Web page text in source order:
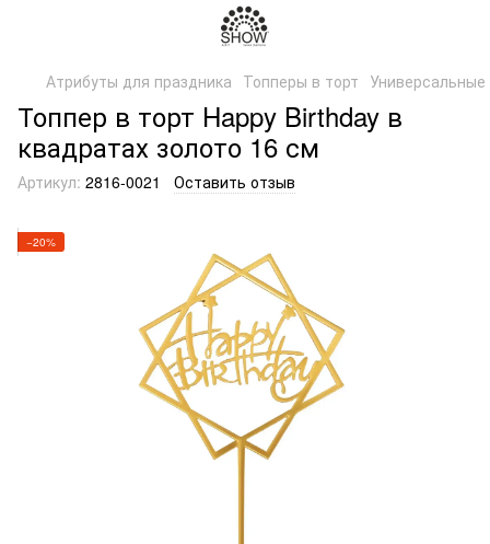
Атрибуты для праздника Топперы в торт Универсальные
Топпер в торт Happy Birthday в
квадратах золото 16 см
Артикул: 2816-0021 Оставить отзыв
−20%